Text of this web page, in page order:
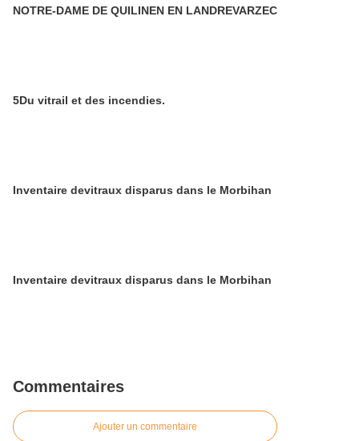
NOTRE-DAME DE QUILINEN EN LANDREVARZEC
5Du vitrail et des incendies.
Inventaire devitraux disparus dans le Morbihan
Inventaire devitraux disparus dans le Morbihan
Commentaires
Ajouter un commentaire